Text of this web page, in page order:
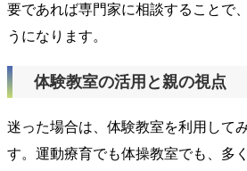
要であれば専門家に相談することで
うになります。
体験教室の活用と親の視点
迷った場合は、体験教室を利用して
す。運動療育でも体操教室でも、多